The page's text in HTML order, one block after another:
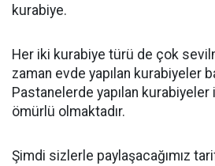
kurabiye.
Her iki kurabiye türü de çok
zaman evde yapılan kurabiyeler
Pastanelerde yapılan
ömürlü olmaktadır.
Şimdi sizlerle paylaşacağımız